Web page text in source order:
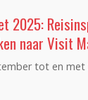
2025:
naar Visit
tot en